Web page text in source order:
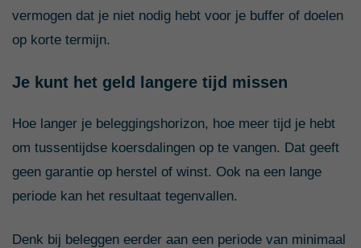
vermogen dat je niet nodig hebt voor je buffer of doelen
op korte termijn.
Je kunt het geld langere tijd missen
Hoe langer je beleggingshorizon, hoe meer tijd je hebt
om tussentijdse koersdalingen op te vangen. Dat geeft
geen garantie op herstel of winst. Ook na een lange
periode kan het resultaat tegenvallen.
Denk bij beleggen eerder aan een periode van minimaal